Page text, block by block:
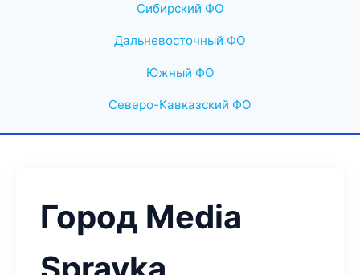
Сибирский ФО
Дальневосточный ФО
Южный ФО
Северо-Кавказский ФО
Город Media